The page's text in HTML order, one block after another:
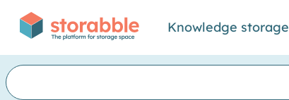
Knowledge storage